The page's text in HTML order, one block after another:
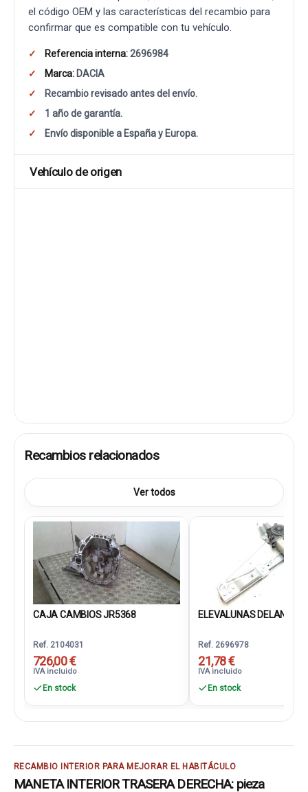
el código OEM y las características del recambio para
confirmar que es compatible con tu vehículo.
Referencia interna:2696984
Marca: DACIA
Recambio revisado antes del envío.
1 año de garantía.
Envío disponible a España y Europa.
Vehículo de origen
Recambios relacionados
Ver todos
CAJA CAMBIOS JR5368
Ref. 2104031
726,00 €
IVA incluido
En stock
ELEVALUNAS
Ref. 2696978
21,78 €
IVA incluido
En stock
RECAMBIO INTERIOR PARA MEJORAR EL HABITÁCULO
MANETA INTERIOR TRASERA DERECHA: pieza